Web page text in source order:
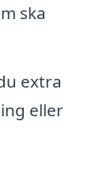
ska
extra
eller